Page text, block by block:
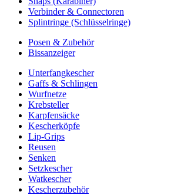
Verbinder & Connectoren
Splintringe (Schlüsselringe)
Posen & Zubehör
Bissanzeiger
Unterfangkescher
Gaffs & Schlingen
Wurfnetze
Krebsteller
Karpfensäcke
Kescherköpfe
Lip-Grips
Reusen
Senken
Setzkescher
Watkescher
Kescherzubehör